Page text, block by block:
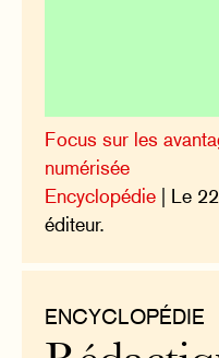
Focus sur les
numérisée
Encyclopédie | Le
éditeur.
ENCYCLOPÉDIE